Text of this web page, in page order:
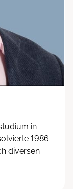
in
1986
diversen